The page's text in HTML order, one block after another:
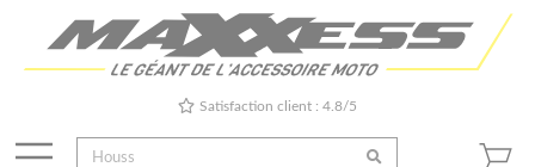
Satisfaction client : 4.8/5